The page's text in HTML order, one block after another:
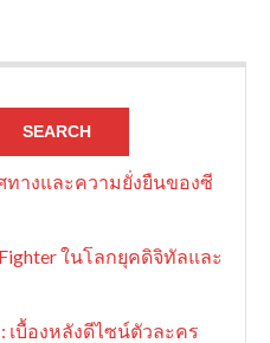
SEARCH
ทางและความยั่งยืนของซี
ในโลกยุคดิจิทัลและ
เบื้องหลังดีไซน์ตัวละคร